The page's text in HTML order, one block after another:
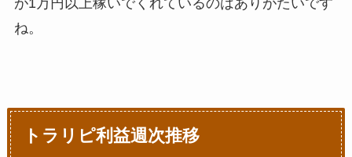
ね。
トラリピ利益週次推移